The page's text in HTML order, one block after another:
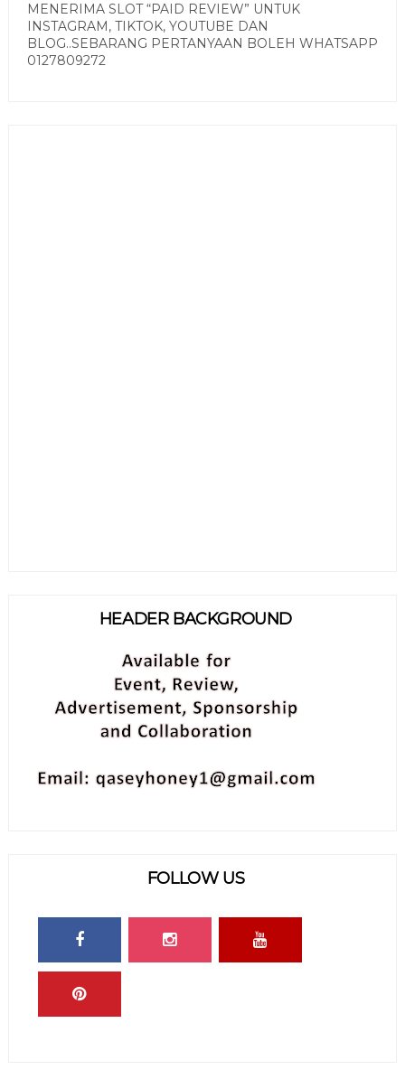
MENERIMA SLOT “PAID REVIEW” UNTUK
INSTAGRAM, TIKTOK, YOUTUBE DAN
BLOG..SEBARANG PERTANYAAN BOLEH WHATSAPP
0127809272
HEADER BACKGROUND
FOLLOW US